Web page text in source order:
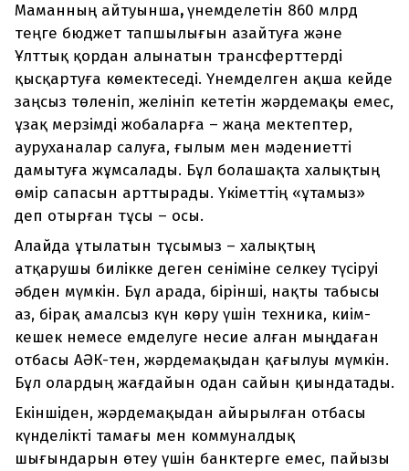
Маманның айтуынша,үнемделетін 860 млрд
теңге бюджет тапшылығын азайтуға және
Ұлттық қордан алынатын трансферттерді
қысқартуға көмектеседі. Үнемделген ақша кейде
заңсыз төленіп, желініп кететін жәрдемақы емес,
ұзақ мерзімді жобаларға – жаңа мектептер,
ауруханалар салуға, ғылым мен мәдениетті
дамытуға жұмсалады. Бұл болашақта халықтың
өмір сапасын арттырады. Үкіметтің «ұтамыз»
деп отырған тұсы – осы.
Алайда ұтылатын тұсымыз – халықтың
атқарушы билікке деген сеніміне селкеу түсіруі
әбден мүмкін. Бұл арада, бірінші, нақты табысы
аз, бірақ амалсыз күн көру үшін техника, киім-
кешек немесе емделуге несие алған мыңдаған
отбасы АӘК-тен, жәрдемақыдан қағылуы мүмкін.
Бұл олардың жағдайын одан сайын қиындатады.
Екіншіден, жәрдемақыдан айырылған отбасы
күнделікті тамағы мен коммуналдық
шығындарын өтеу үшін банктерге емес, пайызы